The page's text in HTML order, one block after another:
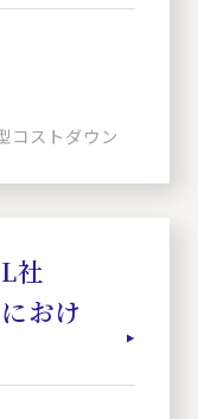
コストダウン
社
おけ